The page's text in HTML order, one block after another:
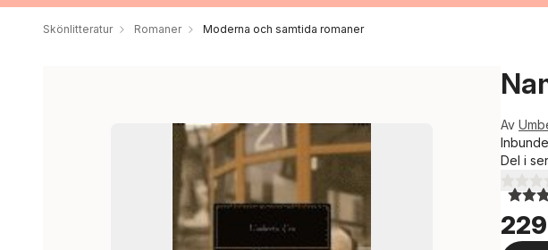
Skönlitteratur Romaner Moderna och samtida romaner
Av
Del i
5,0utav